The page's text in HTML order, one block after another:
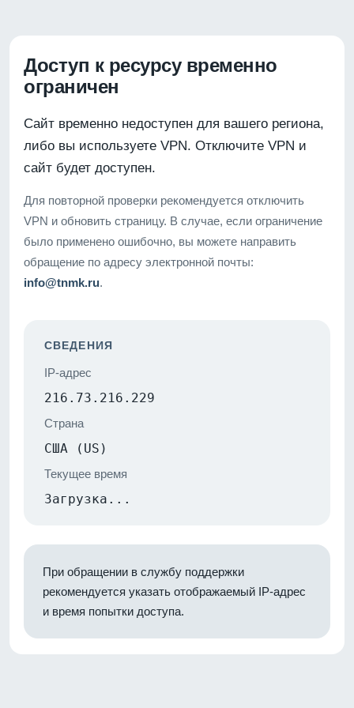
Доступ к ресурсу временно
ограничен
Сайт временно недоступен для вашего региона,
либо вы используете VPN. Отключите VPN и
сайт будет доступен.
Для повторной проверки рекомендуется отключить
VPN и обновить страницу. В случае, если ограничение
было применено ошибочно, вы можете направить
обращение по адресу электронной почты:
info@tnmk.ru.
СВЕДЕНИЯ
IP-адрес
216.73.216.229
Страна
США (US)
Текущее время
Загрузка...
При обращении в службу поддержки
рекомендуется указать отображаемый IP-адрес
и время попытки доступа.